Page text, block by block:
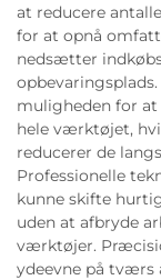
at reducere
for at opnå
nedsætter
muligheden for at
hele værktøjet,
reducerer de
Professionelle
kunne skifte
uden at afbryde
værktøjer.
ydeevne på tværs